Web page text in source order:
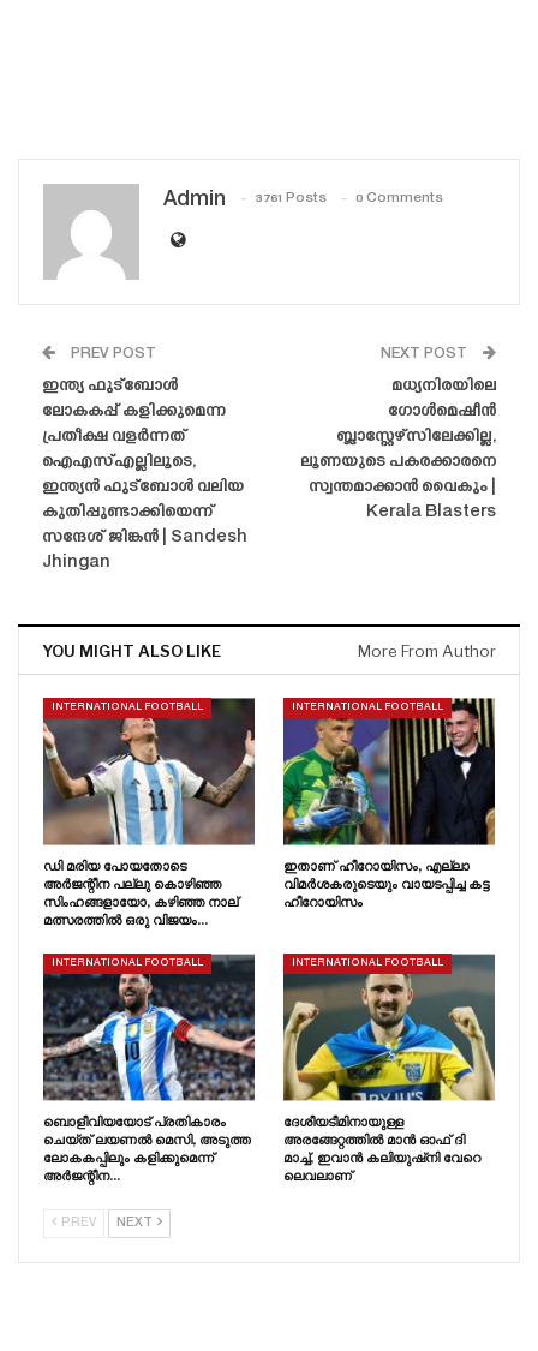
Admin 3761 Posts 0 Comments
PREV POST
ഇന്ത്യ ഫുട്ബോൾ
ലോകകപ്പ് കളിക്കുമെന്ന
പ്രതീക്ഷ വളർന്നത്
ഐഎസ്എല്ലിലൂടെ,
ഇന്ത്യൻ ഫുട്ബോൾ വലിയ
കുതിപ്പുണ്ടാക്കിയെന്ന്
സന്ദേശ് ജിങ്കൻ | Sandesh
Jhingan
NEXT POST
മധ്യനിരയിലെ
ഗോൾമെഷീൻ
ബ്ലാസ്റ്റേഴ്‌സിലേക്കില്ല,
ലൂണയുടെ പകരക്കാരനെ
സ്വന്തമാക്കാൻ വൈകും |
Kerala Blasters
YOU MIGHT ALSO LIKE More From Author
INTERNATIONAL FOOTBALL
ഡി മരിയ പോയതോടെ
അർജന്റീന പല്ലു കൊഴിഞ്ഞ
സിംഹങ്ങളായോ, കഴിഞ്ഞ നാല്
മത്സരത്തിൽ ഒരു വിജയം…
INTERNATIONAL FOOTBALL
ഇതാണ് ഹീറോയിസം, എല്ലാ
വിമർശകരുടെയും വായടപ്പിച്ച കട്ട
ഹീറോയിസം
INTERNATIONAL FOOTBALL
ബൊളീവിയയോട് പ്രതികാരം
ചെയ്‌ത്‌ ലയണൽ മെസി, അടുത്ത
ലോകകപ്പിലും കളിക്കുമെന്ന്
അർജന്റീന…
INTERNATIONAL FOOTBALL
ദേശീയടീമിനായുള്ള
അരങ്ങേറ്റത്തിൽ മാൻ ഓഫ് ദി
മാച്ച്, ഇവാൻ കലിയുഷ്‌നി വേറെ
ലെവലാണ്
PREV NEXT